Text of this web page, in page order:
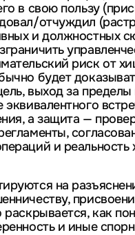
в свою пользу
отчуждил
и должностных
риск от
будет
выход за
эквивалентного
а защита —
и реальность
на
раскрывается, как
и иные